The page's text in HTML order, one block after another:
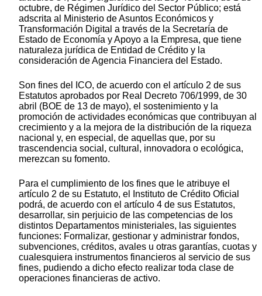
octubre, de Régimen Jurídico del Sector Público; está
adscrita al Ministerio de Asuntos Económicos y
Transformación Digital a través de la Secretaría de
Estado de Economía y Apoyo a la Empresa, que tiene
naturaleza jurídica de Entidad de Crédito y la
consideración de Agencia Financiera del Estado.
Son fines del ICO, de acuerdo con el artículo 2 de sus
Estatutos aprobados por Real Decreto 706/1999, de 30
abril (BOE de 13 de mayo), el sostenimiento y la
promoción de actividades económicas que contribuyan al
crecimiento y a la mejora de la distribución de la riqueza
nacional y, en especial, de aquellas que, por su
trascendencia social, cultural, innovadora o ecológica,
merezcan su fomento.
Para el cumplimiento de los fines que le atribuye el
artículo 2 de su Estatuto, el Instituto de Crédito Oficial
podrá, de acuerdo con el artículo 4 de sus Estatutos,
desarrollar, sin perjuicio de las competencias de los
distintos Departamentos ministeriales, las siguientes
funciones: Formalizar, gestionar y administrar fondos,
subvenciones, créditos, avales u otras garantías, cuotas y
cualesquiera instrumentos financieros al servicio de sus
fines, pudiendo a dicho efecto realizar toda clase de
operaciones financieras de activo.